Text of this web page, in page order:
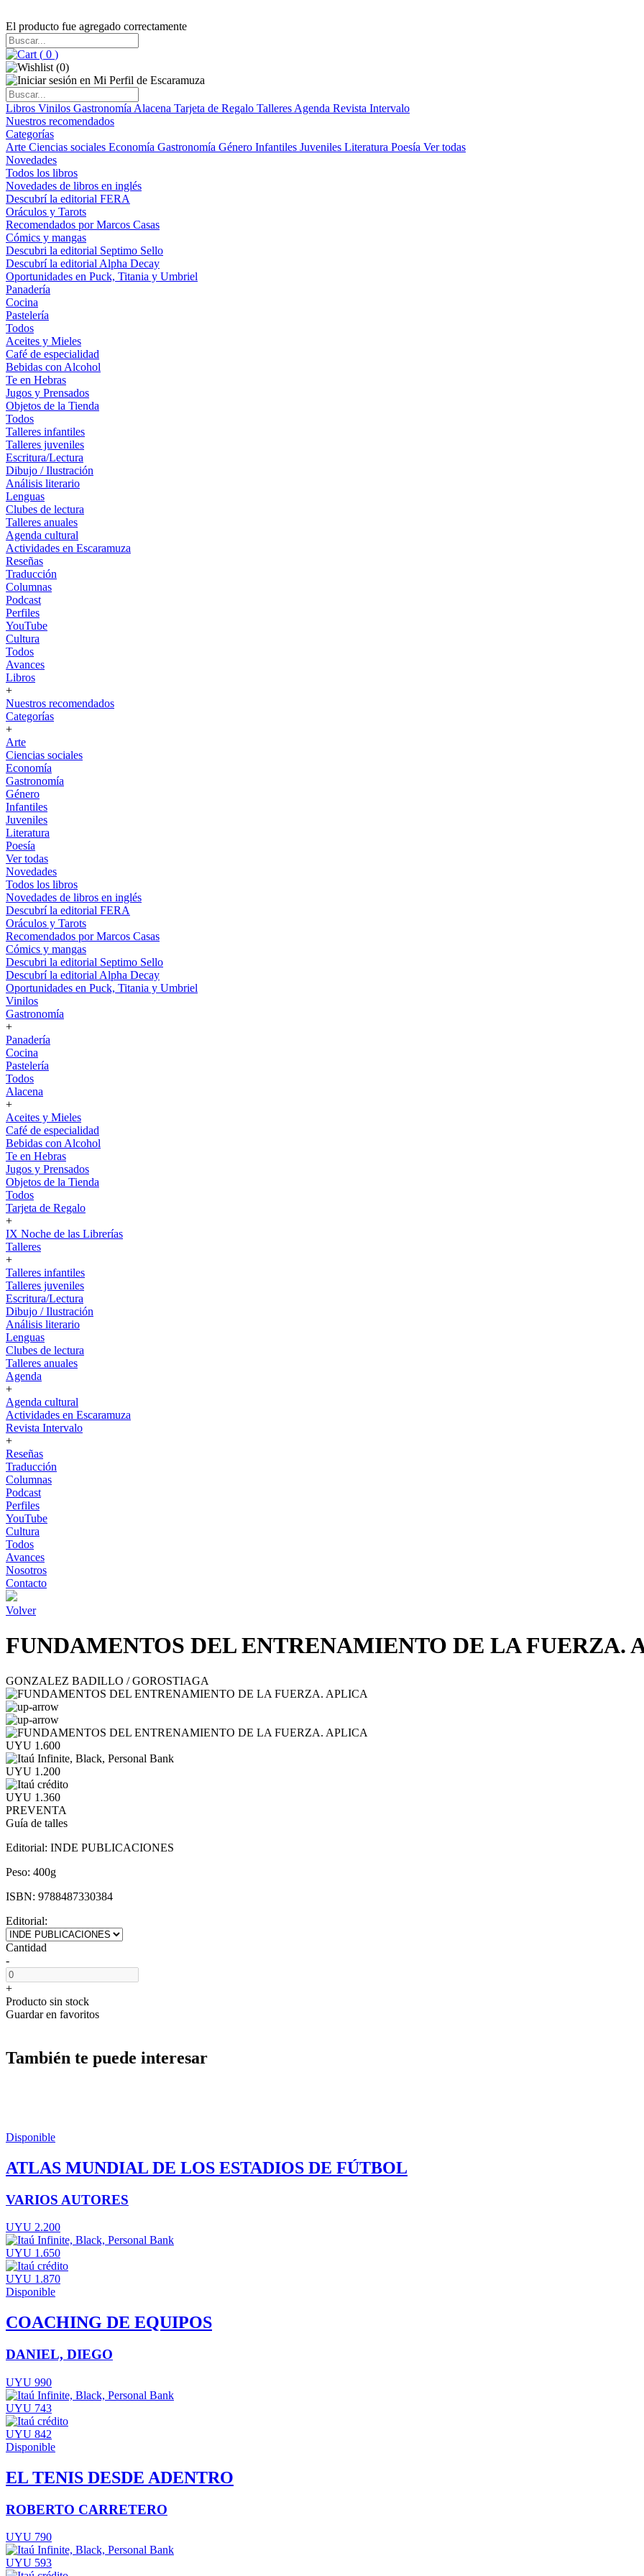
El producto fue agregado correctamente
( 0 )
(0)
Libros Vinilos Gastronomía Alacena Tarjeta de Regalo Talleres Agenda Revista Intervalo
Nuestros recomendados
Categorías
Arte Ciencias sociales Economía Gastronomía Género Infantiles Juveniles Literatura Poesía Ver todas
Novedades
Todos los libros
Novedades de libros en inglés
Descubrí la editorial FERA
Oráculos y Tarots
Recomendados por Marcos Casas
Cómics y mangas
Descubri la editorial Septimo Sello
Descubrí la editorial Alpha Decay
Oportunidades en Puck, Titania y Umbriel
Panadería
Cocina
Pastelería
Todos
Aceites y Mieles
Café de especialidad
Bebidas con Alcohol
Te en Hebras
Jugos y Prensados
Objetos de la Tienda
Todos
Talleres infantiles
Talleres juveniles
Escritura/Lectura
Dibujo / Ilustración
Análisis literario
Lenguas
Clubes de lectura
Talleres anuales
Agenda cultural
Actividades en Escaramuza
Reseñas
Traducción
Columnas
Podcast
Perfiles
YouTube
Cultura
Todos
Avances
Libros
+
Nuestros recomendados
Categorías
+
Arte
Ciencias sociales
Economía
Gastronomía
Género
Infantiles
Juveniles
Literatura
Poesía
Ver todas
Novedades
Todos los libros
Novedades de libros en inglés
Descubrí la editorial FERA
Oráculos y Tarots
Recomendados por Marcos Casas
Cómics y mangas
Descubri la editorial Septimo Sello
Descubrí la editorial Alpha Decay
Oportunidades en Puck, Titania y Umbriel
Vinilos
Gastronomía
+
Panadería
Cocina
Pastelería
Todos
Alacena
+
Aceites y Mieles
Café de especialidad
Bebidas con Alcohol
Te en Hebras
Jugos y Prensados
Objetos de la Tienda
Todos
Tarjeta de Regalo
+
IX Noche de las Librerías
Talleres
+
Talleres infantiles
Talleres juveniles
Escritura/Lectura
Dibujo / Ilustración
Análisis literario
Lenguas
Clubes de lectura
Talleres anuales
Agenda
+
Agenda cultural
Actividades en Escaramuza
Revista Intervalo
+
Reseñas
Traducción
Columnas
Podcast
Perfiles
YouTube
Cultura
Todos
Avances
Nosotros
Contacto
Volver
FUNDAMENTOS DEL ENTRENAMIENTO DE LA FUERZA.
GONZALEZ BADILLO / GOROSTIAGA
UYU 1.600
UYU 1.200
UYU 1.360
PREVENTA
Guía de talles
Editorial: INDE PUBLICACIONES
Peso: 400g
ISBN: 9788487330384
Editorial:
Cantidad
-
+
Producto sin stock
Guardar en favoritos
También te puede interesar
Disponible
ATLAS MUNDIAL DE LOS ESTADIOS DE FÚTBOL
VARIOS AUTORES
UYU 2.200
UYU 1.650
UYU 1.870
Disponible
COACHING DE EQUIPOS
DANIEL, DIEGO
UYU 990
UYU 743
UYU 842
Disponible
EL TENIS DESDE ADENTRO
ROBERTO CARRETERO
UYU 790
UYU 593